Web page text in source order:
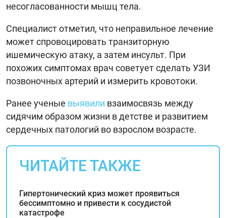
несогласованности мышц тела.
Специалист отметил, что неправильное лечение
может спровоцировать транзиторную
ишемическую атаку, а затем инсульт. При
похожих симптомах врач советует сделать УЗИ
позвоночных артерий и измерить кровотоки.
Ранее ученые выявили взаимосвязь между
сидячим образом жизни в детстве и развитием
сердечных патологий во взрослом возрасте.
ЧИТАЙТЕ ТАКЖЕ
Гипертонический криз может проявиться
бессимптомно и привести к сосудистой
катастрофе